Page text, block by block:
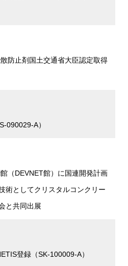
防止剤国土交通省大臣認定取得
090029-A）
（DEVNET館）に国連開発計画
術としてクリスタルコンクリー
と共同出展
登録（SK-100009-A）